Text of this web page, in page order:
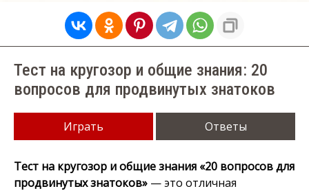
Тест на кругозор и общие знания: 20
вопросов для продвинутых знатоков
Играть Ответы
Тест на кругозор и общие знания «20 вопросов для
продвинутых знатоков» — это отличная